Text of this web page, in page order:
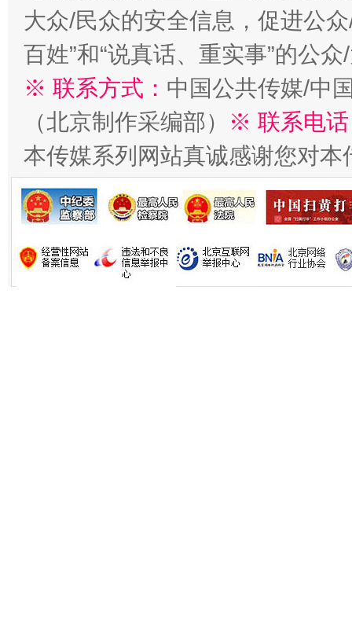
大众/民众的安全信息，促进公
百姓”和“说真话、重实事”的公
※ 联系方式： 中国公共传媒/中
（北京制作采编部）
※ 联系电
本传媒系列网站真诚感谢您对